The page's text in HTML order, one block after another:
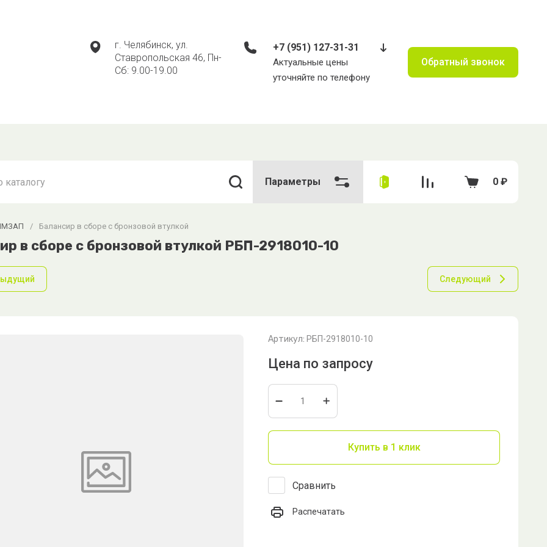
г. Челябинск, ул.
Ставропольская 46, Пн-
Сб: 9.00-19.00
+7 (951) 127-31-31
Актуальные цены
уточняйте по телефону
Обратный звонок
Параметры 0 ₽
/ Балансир в сборе с бронзовой втулкой
в сборе с бронзовой втулкой РБП-2918010-10
Следующий
Артикул: РБП-2918010-10
Цена по запросу
Купить в 1 клик
Сравнить
Распечатать